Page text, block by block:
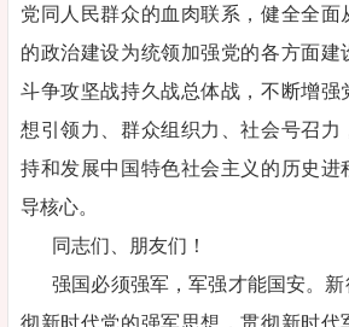
党同人民群众的血肉联系，健全全面
的政治建设为统领加强党的各方面建
斗争攻坚战持久战总体战，不断增强
想引领力、群众组织力、社会号召力
持和发展中国特色社会主义的历史进
导核心。
同志们、朋友们！
强国必须强军，军强才能国安。
彻新时代党的强军思想，贯彻新时代